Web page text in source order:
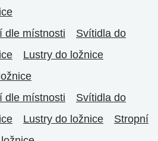
dle místnosti
Svítidla do
Lustry do ložnice
dle místnosti
Svítidla do
Lustry do ložnice
Stropní